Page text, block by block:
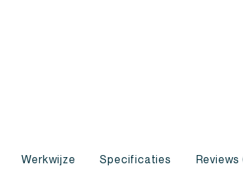
Werkwijze Specificaties Reviews